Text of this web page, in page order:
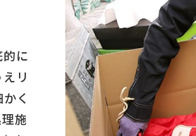
に
リ
く
施